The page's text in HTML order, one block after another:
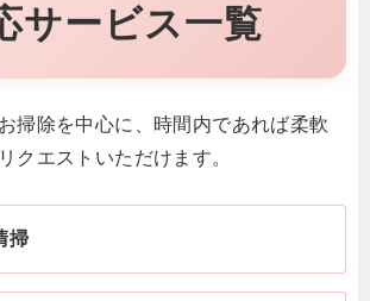
サービス一覧
掃除を中心に、時間内であれば柔軟
クエストいただけます。
掃